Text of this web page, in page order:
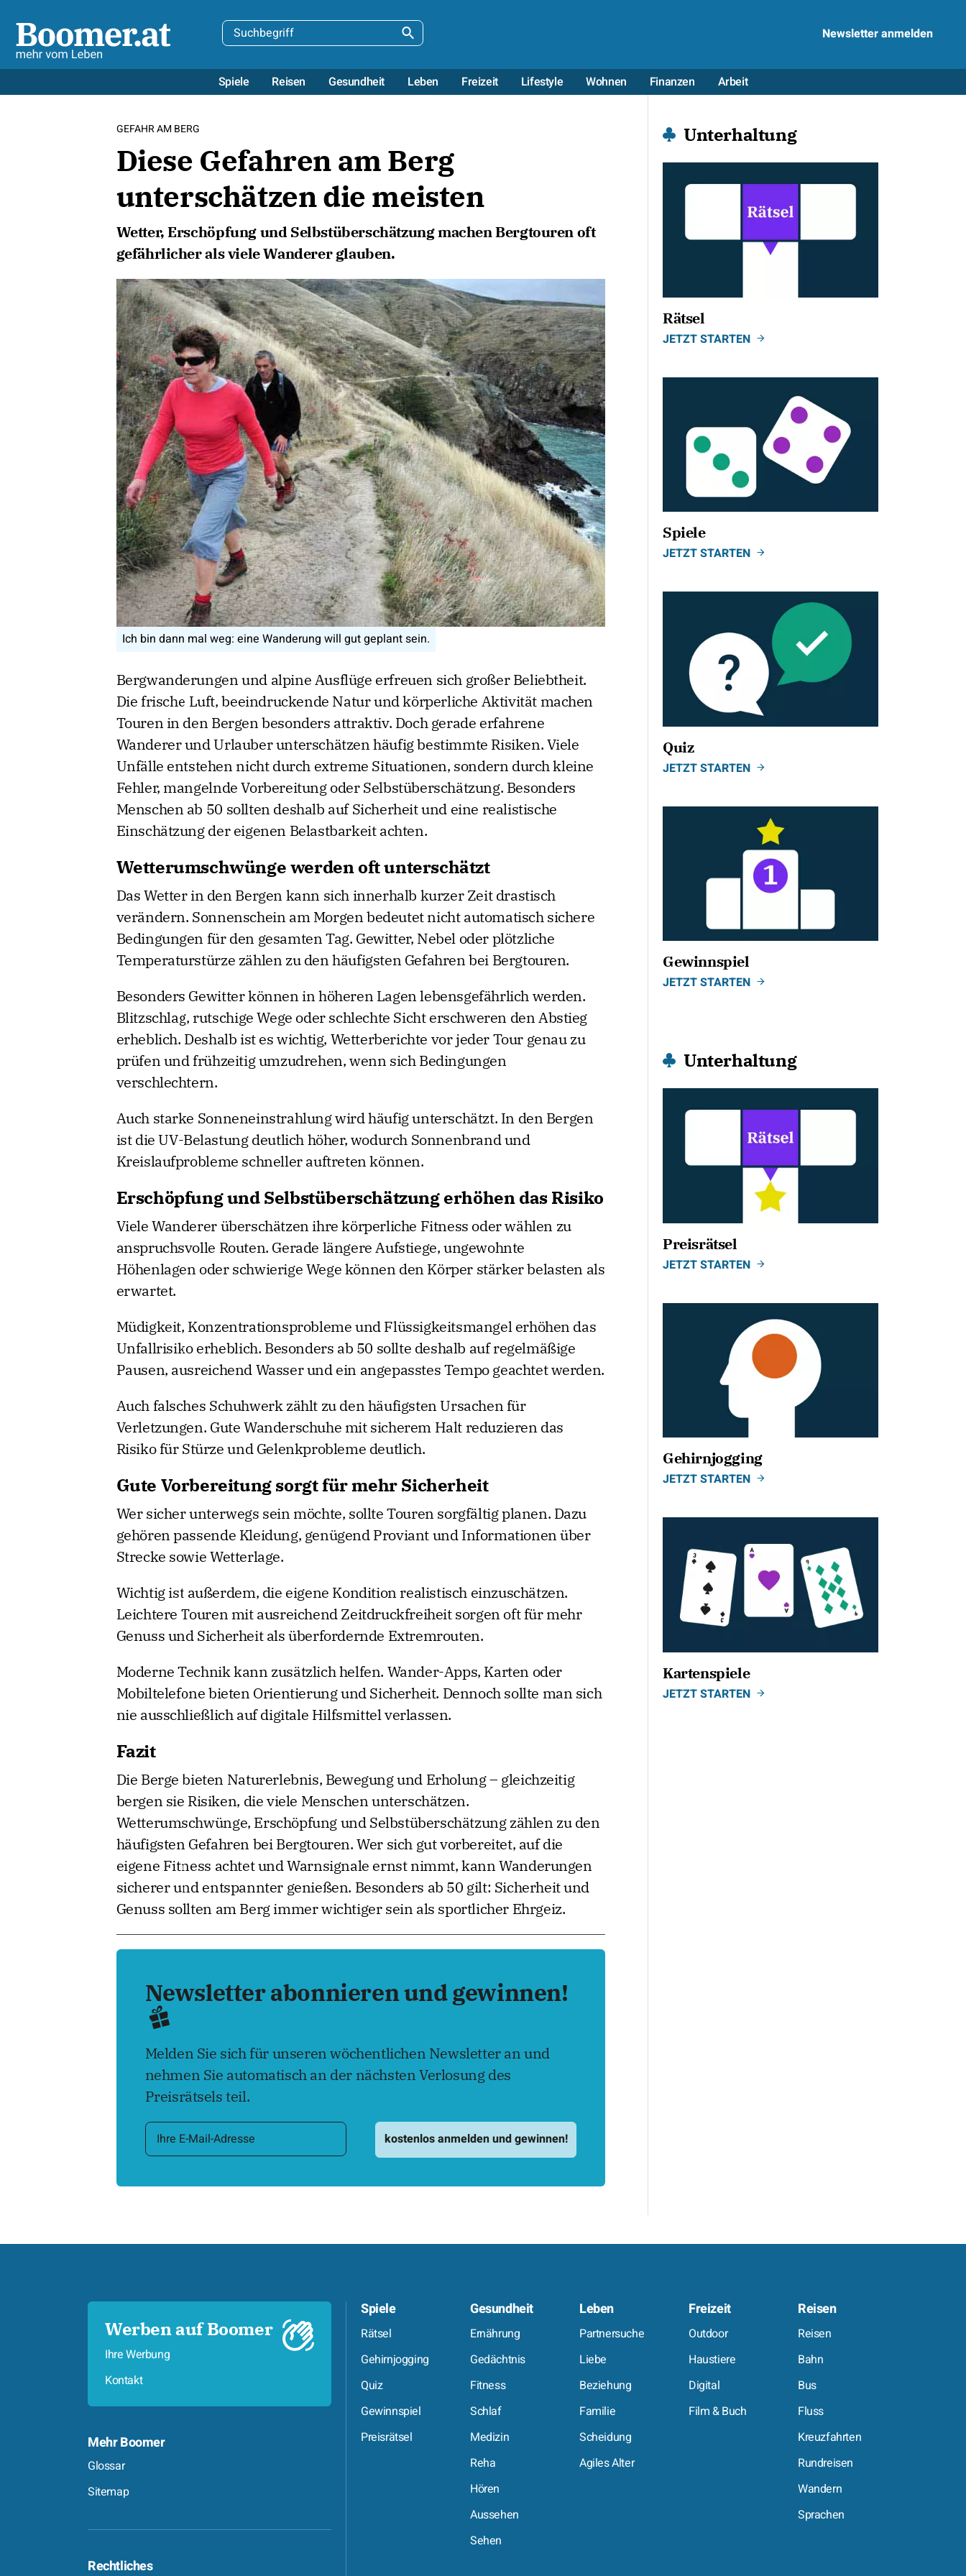
Newsletter anmelden
Spiele Reisen Gesundheit Leben Freizeit Lifestyle Wohnen Finanzen Arbeit
GEFAHR AM BERG
Diese Gefahren am Berg
unterschätzen die meisten
Wetter, Erschöpfung und Selbstüberschätzung machen Bergtouren oft
gefährlicher als viele Wanderer glauben.
Ich bin dann mal weg: eine Wanderung will gut geplant sein.
Bergwanderungen und alpine Ausflüge erfreuen sich großer Beliebtheit.
Die frische Luft, beeindruckende Natur und körperliche Aktivität machen
Touren in den Bergen besonders attraktiv. Doch gerade erfahrene
Wanderer und Urlauber unterschätzen häufig bestimmte Risiken. Viele
Unfälle entstehen nicht durch extreme Situationen, sondern durch kleine
Fehler, mangelnde Vorbereitung oder Selbstüberschätzung. Besonders
Menschen ab 50 sollten deshalb auf Sicherheit und eine realistische
Einschätzung der eigenen Belastbarkeit achten.
Wetterumschwünge werden oft unterschätzt
Das Wetter in den Bergen kann sich innerhalb kurzer Zeit drastisch
verändern. Sonnenschein am Morgen bedeutet nicht automatisch sichere
Bedingungen für den gesamten Tag. Gewitter, Nebel oder plötzliche
Temperaturstürze zählen zu den häufigsten Gefahren bei Bergtouren.
Besonders Gewitter können in höheren Lagen lebensgefährlich werden.
Blitzschlag, rutschige Wege oder schlechte Sicht erschweren den Abstieg
erheblich. Deshalb ist es wichtig, Wetterberichte vor jeder Tour genau zu
prüfen und frühzeitig umzudrehen, wenn sich Bedingungen
verschlechtern.
Auch starke Sonneneinstrahlung wird häufig unterschätzt. In den Bergen
ist die UV-Belastung deutlich höher, wodurch Sonnenbrand und
Kreislaufprobleme schneller auftreten können.
Erschöpfung und Selbstüberschätzung erhöhen das Risiko
Viele Wanderer überschätzen ihre körperliche Fitness oder wählen zu
anspruchsvolle Routen. Gerade längere Aufstiege, ungewohnte
Höhenlagen oder schwierige Wege können den Körper stärker belasten als
erwartet.
Müdigkeit, Konzentrationsprobleme und Flüssigkeitsmangel erhöhen das
Unfallrisiko erheblich. Besonders ab 50 sollte deshalb auf regelmäßige
Pausen, ausreichend Wasser und ein angepasstes Tempo geachtet werden.
Auch falsches Schuhwerk zählt zu den häufigsten Ursachen für
Verletzungen. Gute Wanderschuhe mit sicherem Halt reduzieren das
Risiko für Stürze und Gelenkprobleme deutlich.
Gute Vorbereitung sorgt für mehr Sicherheit
Wer sicher unterwegs sein möchte, sollte Touren sorgfältig planen. Dazu
gehören passende Kleidung, genügend Proviant und Informationen über
Strecke sowie Wetterlage.
Wichtig ist außerdem, die eigene Kondition realistisch einzuschätzen.
Leichtere Touren mit ausreichend Zeitdruckfreiheit sorgen oft für mehr
Genuss und Sicherheit als überfordernde Extremrouten.
Moderne Technik kann zusätzlich helfen. Wander-Apps, Karten oder
Mobiltelefone bieten Orientierung und Sicherheit. Dennoch sollte man sich
nie ausschließlich auf digitale Hilfsmittel verlassen.
Fazit
Die Berge bieten Naturerlebnis, Bewegung und Erholung – gleichzeitig
bergen sie Risiken, die viele Menschen unterschätzen.
Wetterumschwünge, Erschöpfung und Selbstüberschätzung zählen zu den
häufigsten Gefahren bei Bergtouren. Wer sich gut vorbereitet, auf die
eigene Fitness achtet und Warnsignale ernst nimmt, kann Wanderungen
sicherer und entspannter genießen. Besonders ab 50 gilt: Sicherheit und
Genuss sollten am Berg immer wichtiger sein als sportlicher Ehrgeiz.
Newsletter abonnieren und gewinnen!
Melden Sie sich für unseren wöchentlichen Newsletter an und
nehmen Sie automatisch an der nächsten Verlosung des
Preisrätsels teil.
Unterhaltung
Rätsel
JETZT STARTEN
Spiele
JETZT STARTEN
Quiz
JETZT STARTEN
Gewinnspiel
JETZT STARTEN
Unterhaltung
Preisrätsel
JETZT STARTEN
Gehirnjogging
JETZT STARTEN
Kartenspiele
JETZT STARTEN
Werben auf Boomer
Ihre Werbung
Kontakt
Mehr Boomer
Glossar
Sitemap
Rechtliches
Spiele
Rätsel
Gehirnjogging
Quiz
Gewinnspiel
Preisrätsel
Gesundheit
Ernährung
Gedächtnis
Fitness
Schlaf
Medizin
Reha
Hören
Aussehen
Sehen
Leben
Partnersuche
Liebe
Beziehung
Familie
Scheidung
Agiles Alter
Freizeit
Outdoor
Haustiere
Digital
Film & Buch
Reisen
Reisen
Bahn
Bus
Fluss
Kreuzfahrten
Rundreisen
Wandern
Sprachen